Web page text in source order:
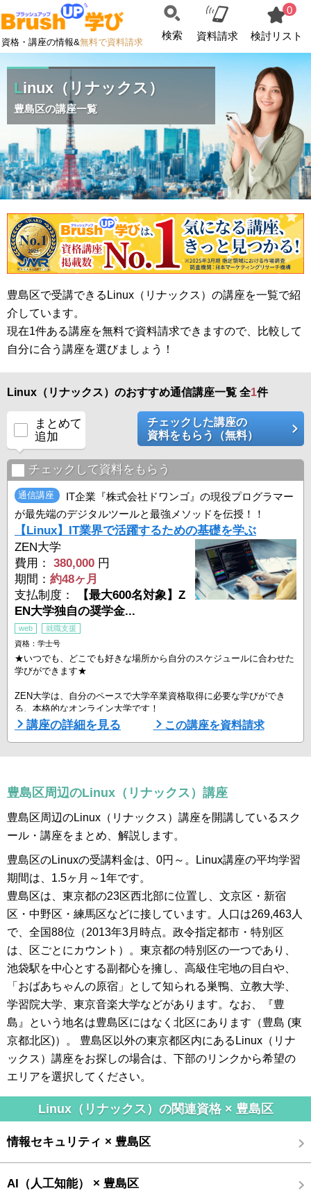
資格・講座の情報&無料で資料請求
検索 資料請求
0
検討リスト
Linux（リナックス）
豊島区の講座一覧
豊島区で受講できるLinux（リナックス）の講座を一覧で紹
介しています。
現在1件ある講座を無料で資料請求できますので、比較して
自分に合う講座を選びましょう！
Linux（リナックス）のおすすめ通信講座一覧 全1件
まとめて
追加
チェックした講座の
資料をもらう（無料）
チェックして資料をもらう
通信講座
IT企業『株式会社ドワンゴ』の現役プログラマー
が最先端のデジタルツールと最強メソッドを伝授！！
【Linux】IT業界で活躍するための基礎を学ぶ
ZEN大学
費用：
380,000 円
期間： 約48ヶ月
支払制度：
【最大600名対象】Z
EN大学独自の奨学金...
web
就職支援
資格：学士号
★いつでも、どこでも好きな場所から自分のスケジュールに合わせた
学びができます★
ZEN大学は、自分のペースで大学卒業資格取得に必要な学びができ
る、本格的なオンライン大学です！
知能情報社会学部では、
「数理」「情報」「文化・思想」「社会・ネットワーク」「経済・マ
ーケット」「デジタル産業」の学問領域を超えた6つの分野から、
これらを学ぶことで、AI 社会を生き抜く人材として必要なリテラシ
ーを身に付けることもできます。
特に「情報」分野のカリキュラムでは、 ...
講座の詳細を見る この講座を資料請求
豊島区周辺のLinux（リナックス）講座
豊島区周辺のLinux（リナックス）講座を開講しているスク
ール・講座をまとめ、解説します。
豊島区のLinuxの受講料金は、0円～。Linux講座の平均学習
期間は、1.5ヶ月～1年です。
豊島区は、東京都の23区西北部に位置し、文京区・新宿
区・中野区・練馬区などに接しています。人口は269,463人
で、全国88位（2013年3月時点。政令指定都市・特別区
は、区ごとにカウント）。東京都の特別区の一つであり、
池袋駅を中心とする副都心を擁し、高級住宅地の目白や、
「おばあちゃんの原宿」として知られる巣鴨、立教大学、
学習院大学、東京音楽大学などがあります。なお、『豊
島』という地名は豊島区にはなく北区にあります（豊島 (東
京都北区)）。 豊島区以外の東京都区内にあるLinux（リナ
ックス）講座をお探しの場合は、下部のリンクから希望の
エリアを選択してください。
Linux（リナックス）の関連資格 × 豊島区
情報セキュリティ × 豊島区
AI（人工知能） × 豊島区